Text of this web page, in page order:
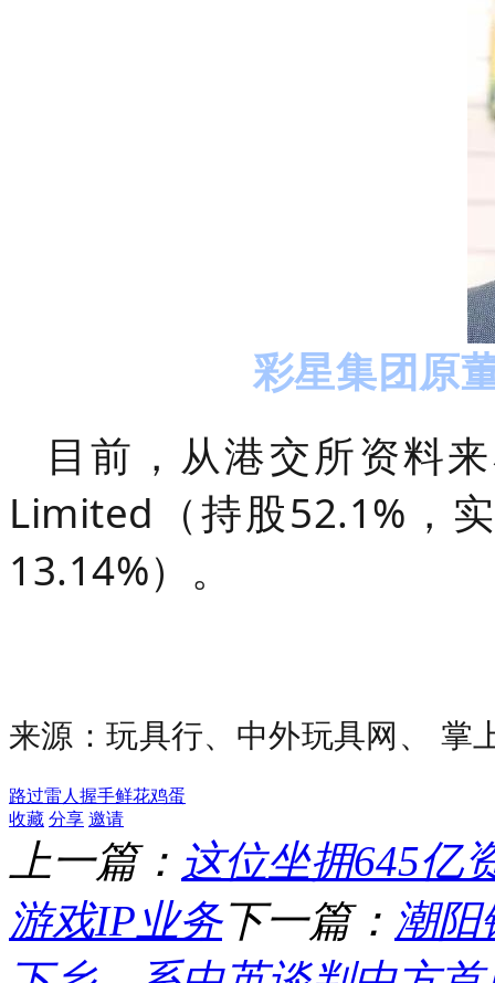
彩星集团原
目前，从港交所资料
Limited（持股52.1%，
13.14%）。
来源：玩具行、 中外玩具网、 掌
路过雷人 握手鲜花鸡蛋
收藏 分享 邀请
上一篇： 这位坐拥645亿
游戏IP业务下一篇： 潮阳